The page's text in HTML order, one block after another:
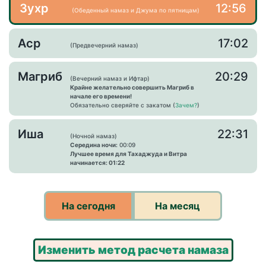
Зухр (Обеденный намаз и Джума по пятницам) 12:56
Аср (Предвечерний намаз) 17:02
Магриб
(Вечерний намаз и Ифтар)
Крайне желательно совершить Магриб в
начале его времени!
Обязательно сверяйте с закатом (Зачем?)
20:29
Иша
(Ночной намаз)
Середина ночи: 00:09
Лучшее время для Тахаджуда и Витра
начинается: 01:22
22:31
На сегодня На месяц
Изменить метод расчета намаза